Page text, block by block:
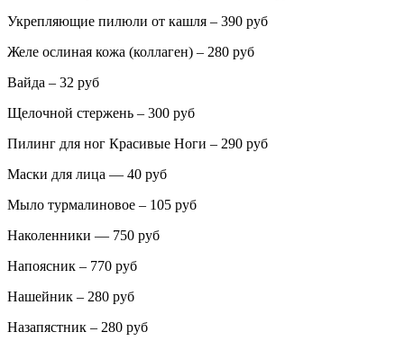
Укрепляющие пилюли от кашля – 390 руб
Желе ослиная кожа (коллаген) – 280 руб
Вайда – 32 руб
Щелочной стержень – 300 руб
Пилинг для ног Красивые Ноги – 290 руб
Маски для лица — 40 руб
Мыло турмалиновое – 105 руб
Наколенники — 750 руб
Напоясник – 770 руб
Нашейник – 280 руб
Назапястник – 280 руб